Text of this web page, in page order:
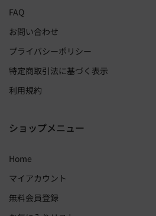
FAQ
お問い合わせ
プライバシーポリシー
特定商取引法に基づく表示
利用規約
ショップメニュー
Home
マイアカウント
無料会員登録